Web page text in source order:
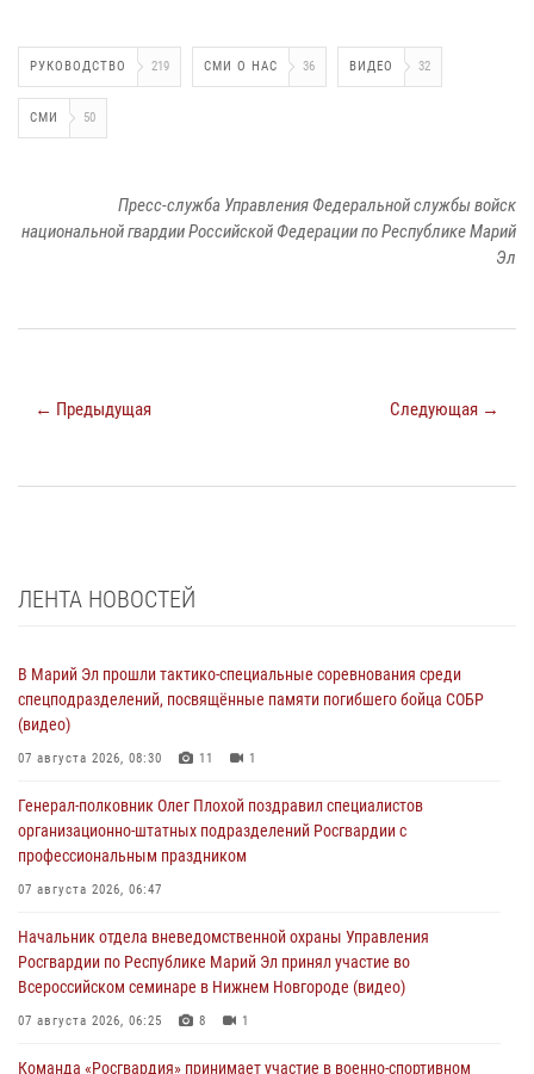
РУКОВОДСТВО 219 СМИ О НАС 36 ВИДЕО 32
СМИ 50
Пресс-служба Управления Федеральной службы войск
национальной гвардии Российской Федерации по Республике Марий
Эл
← Предыдущая Следующая →
ЛЕНТА НОВОСТЕЙ
В Марий Эл прошли тактико-специальные соревнования среди
спецподразделений, посвящённые памяти погибшего бойца СОБР
(видео)
07 августа 2026, 08:30 11 1
Генерал-полковник Олег Плохой поздравил специалистов
организационно-штатных подразделений Росгвардии с
профессиональным праздником
07 августа 2026, 06:47
Начальник отдела вневедомственной охраны Управления
Росгвардии по Республике Марий Эл принял участие во
Всероссийском семинаре в Нижнем Новгороде (видео)
07 августа 2026, 06:25 8 1
Команда «Росгвардия» принимает участие в военно-спортивном